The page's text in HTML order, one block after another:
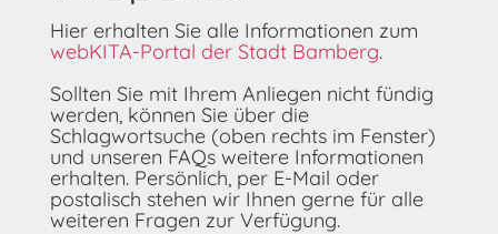
Hier erhalten Sie alle Informationen zum
webKITA-Portal der Stadt Bamberg.
Sollten Sie mit Ihrem Anliegen nicht fündig
werden, können Sie über die
Schlagwortsuche (oben rechts im Fenster)
und unseren FAQs weitere Informationen
erhalten. Persönlich, per E-Mail oder
postalisch stehen wir Ihnen gerne für alle
weiteren Fragen zur Verfügung.